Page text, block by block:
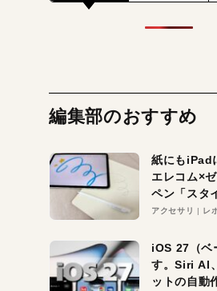
編集部のおすすめ
紙にもiPad
エレコム×
ペン「スタ
ェイ」レビ
アクセサリ レ
iOS 27（ベ
す。Siri AI
ットの自動